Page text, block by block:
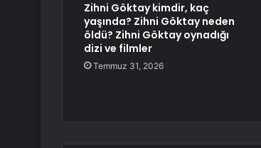
Zihni Göktay kimdir, kaç
yaşında? Zihni Göktay neden
öldü? Zihni Göktay oynadığı
dizi ve filmler
Temmuz 31, 2026